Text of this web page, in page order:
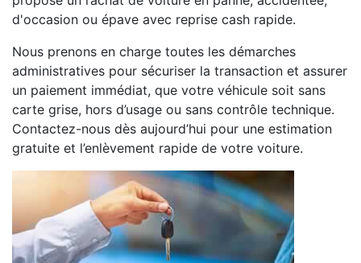
d'occasion ou épave avec reprise cash rapide.
Nous prenons en charge toutes les démarches
administratives pour sécuriser la transaction et assurer
un paiement immédiat, que votre véhicule soit sans
carte grise, hors d’usage ou sans contrôle technique.
Contactez-nous dès aujourd’hui pour une estimation
gratuite et l’enlèvement rapide de votre voiture.